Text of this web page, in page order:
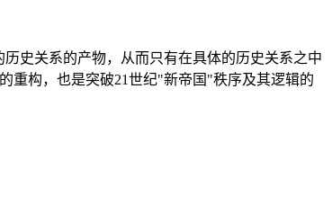
史关系的产物，从而只有在具体的历史关系之中
重构，也是突破21世纪"新帝国"秩序及其逻辑的